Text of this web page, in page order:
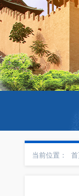
当前位置： 首